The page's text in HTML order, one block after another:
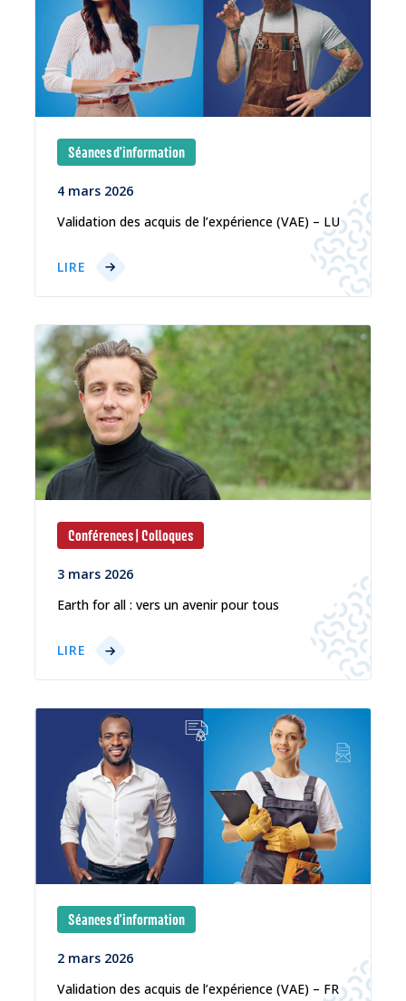
Séances d'information
4 mars 2026
Validation des acquis de l’expérience (VAE) – LU
LIRE
Conférences | Colloques
3 mars 2026
Earth for all : vers un avenir pour tous
LIRE
Séances d'information
2 mars 2026
Validation des acquis de l’expérience (VAE) – FR